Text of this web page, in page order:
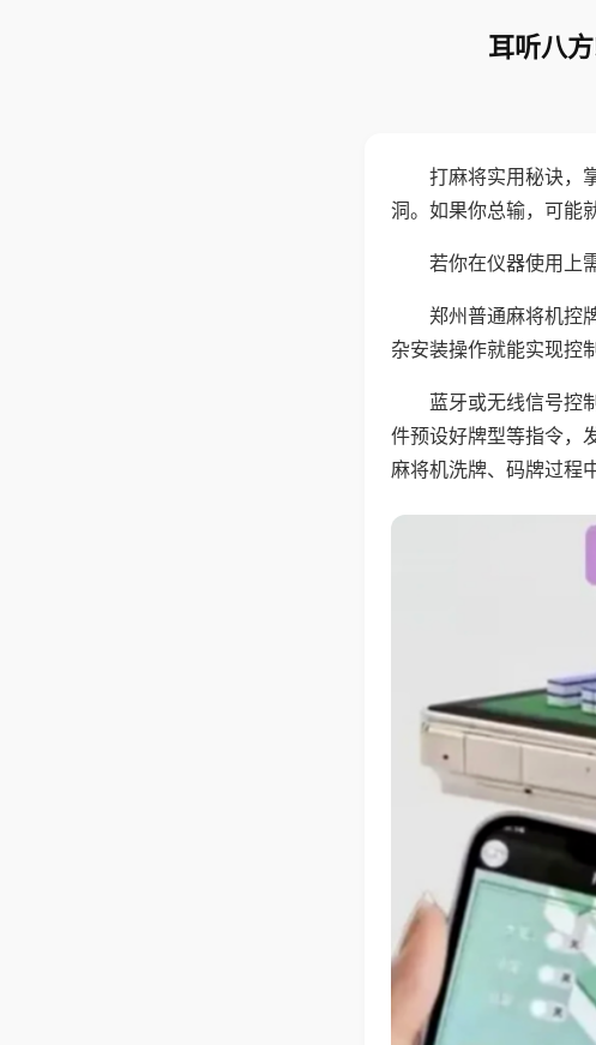
耳听八
打麻将实用秘诀，
洞。如果你总输，可能
若你在仪器使用上
郑州普通麻将机控
杂安装操作就能实现控
蓝牙或无线信号控
件预设好牌型等指令，
麻将机洗牌、码牌过程